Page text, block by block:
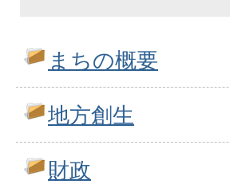
まちの概要
地方創生
財政